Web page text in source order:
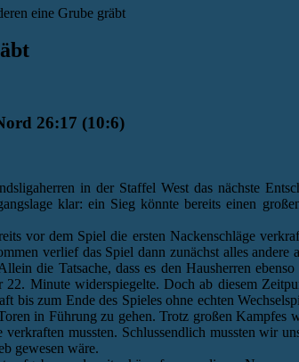
eine Grube gräbt
26:17 (10:6)
in der Staffel West das nächste
klar: ein Sieg könnte bereits einen
vor dem Spiel die ersten Nackenschläge
verlief das Spiel dann zunächst alles
die Tatsache, dass es den Hausherren
Minute widerspiegelte. Doch ab diesem
bis zum Ende des Spieles ohne echten
in Führung zu gehen. Trotz großen
mussten. Schlussendlich mussten wir
gewesen wäre.